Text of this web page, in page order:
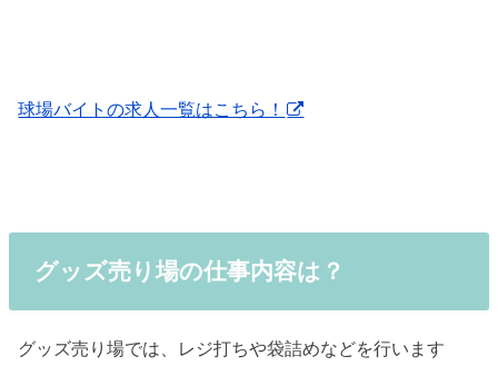
球場バイトの求人一覧はこちら！
グッズ売り場の仕事内容は？
グッズ売り場では、レジ打ちや袋詰めなどを行います